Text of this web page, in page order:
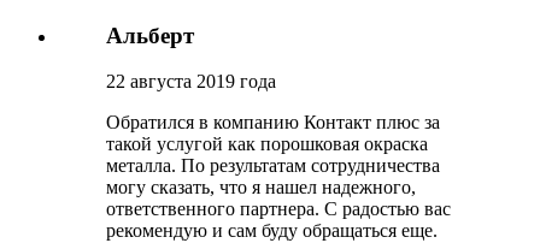
Альберт
22 августа 2019 года
Обратился в компанию Контакт плюс за
такой услугой как порошковая окраска
металла. По результатам сотрудничества
могу сказать, что я нашел надежного,
ответственного партнера. С радостью вас
рекомендую и сам буду обращаться еще.